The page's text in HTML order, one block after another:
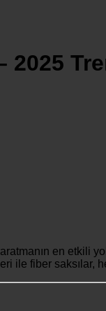
2025
en etkili
ile fiber